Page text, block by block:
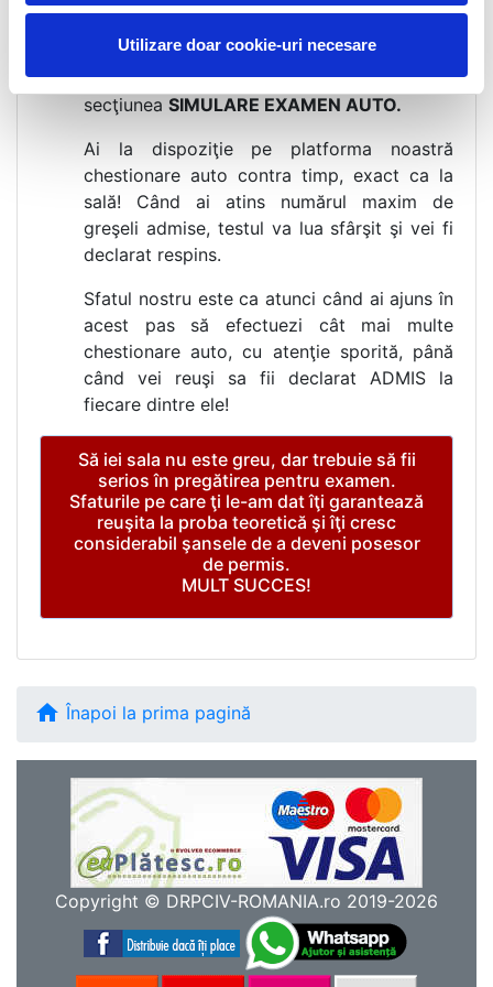
Utilizare doar cookie-uri necesare
dată, poţi trece la ultimul pas şi anume,
rezolvă chestionare auto DRPCIV din
secţiunea SIMULARE EXAMEN AUTO.
Ai la dispoziţie pe platforma noastră
chestionare auto contra timp, exact ca la
sală! Când ai atins numărul maxim de
greşeli admise, testul va lua sfârşit şi vei fi
declarat respins.
Sfatul nostru este ca atunci când ai ajuns în
acest pas să efectuezi cât mai multe
chestionare auto, cu atenţie sporită, până
când vei reuşi sa fii declarat ADMIS la
fiecare dintre ele!
Să iei sala nu este greu, dar trebuie să fii
serios în pregătirea pentru examen.
Sfaturile pe care ţi le-am dat îţi garantează
reuşita la proba teoretică şi îţi cresc
considerabil şansele de a deveni posesor
de permis.
MULT SUCCES!
home Înapoi la prima pagină
Copyright © DRPCIV-ROMANIA.ro 2019-2026